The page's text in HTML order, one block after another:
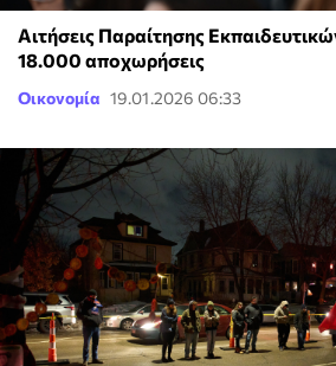
Αιτήσεις Παραίτησης
18.000 αποχωρήσεις
Οικονομία 19.01.2026 06:33